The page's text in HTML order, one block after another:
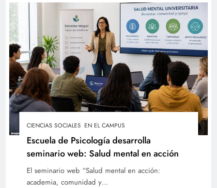
La Palabra Universitaria estrena programa en
Radio UTEC Online
CIENCIAS SOCIALES EN EL CAMPUS
Escuela de Psicología desarrolla
seminario web: Salud mental en acción
El seminario web “Salud mental en acción:
academia, comunidad y…